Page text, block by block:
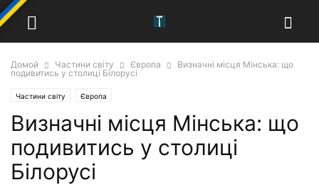
Домой Частини світу Європа
Визначні місця Мінська: що
подивитись у столиці Білорусі
Частини світу Європа
Визначні місця Мінська: що
подивитись у столиці
Білорусі